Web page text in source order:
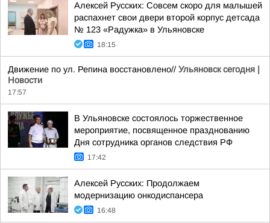
Алексей Русских: Совсем скоро для малышей
распахнет свои двери второй корпус детсада
№ 123 «Радужка» в Ульяновске
18:15
Движение по ул. Репина восстановлено// Ульяновск сегодня |
Новости
17:57
В Ульяновске состоялось торжественное
мероприятие, посвященное празднованию
Дня сотрудника органов следствия РФ
17:42
Алексей Русских: Продолжаем
модернизацию онкодиспансера
16:48